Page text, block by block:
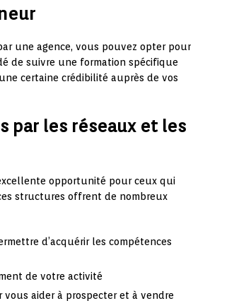
une agence, vous pouvez opter pour
de suivre une formation spécifique
certaine crédibilité auprès de vos
par les réseaux et les
opportunité pour ceux qui
structures offrent de nombreux
d’acquérir les compétences
de votre activité
aider à prospecter et à vendre